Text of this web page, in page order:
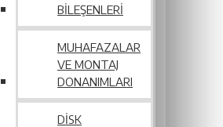
BILEŞENLERI
MUHAFAZALAR
VE MONTAJ
DONANIMLARI
DISK